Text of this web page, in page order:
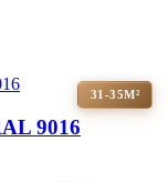
31-35М²
9016